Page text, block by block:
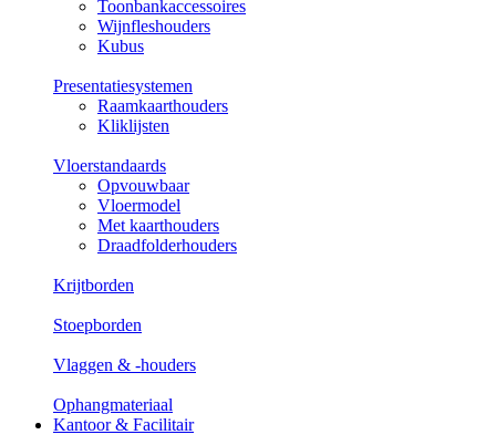
Toonbankaccessoires
Wijnfleshouders
Kubus
Presentatiesystemen
Raamkaarthouders
Kliklijsten
Vloerstandaards
Opvouwbaar
Vloermodel
Met kaarthouders
Draadfolderhouders
Krijtborden
Stoepborden
Vlaggen & -houders
Ophangmateriaal
Kantoor & Facilitair